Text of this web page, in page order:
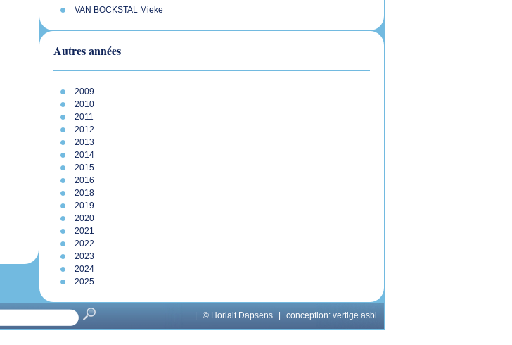
VAN BOCKSTAL Mieke
Autres années
2009
2010
2011
2012
2013
2014
2015
2016
2018
2019
2020
2021
2022
2023
2024
2025
© Horlait Dapsens conception: vertige asbl